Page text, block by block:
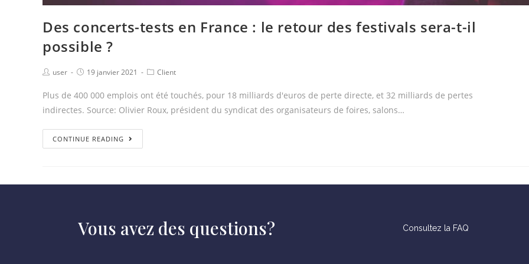
Des concerts-tests en France : le retour des festivals sera-t-il
possible ?
user 19 janvier 2021 Client
Plus de 400 000 emplois ont été touchés, pour 18 milliards d'euros de perte directe, et 32 milliards de pertes
indirectes. Source: Olivier Roux, président du syndicat des organisateurs de foires, salons…
CONTINUE READING
Vous avez des questions? Consultez la FAQ